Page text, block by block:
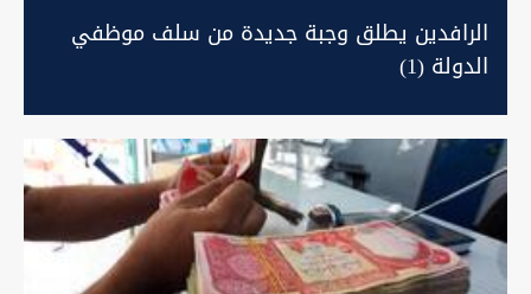
الرافدين يطلق وجبة جديدة من سلف موظفي
الدولة (1)